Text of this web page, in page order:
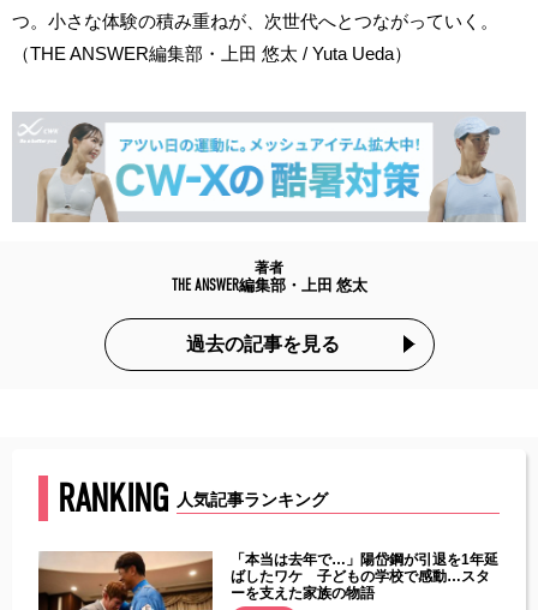
つ。小さな体験の積み重ねが、次世代へとつながっていく。
（THE ANSWER編集部・上田 悠太 / Yuta Ueda）
著者
THE ANSWER編集部・上田 悠太
過去の記事を見る
RANKING 人気記事ランキング
「本当は去年で…」陽岱鋼が引退を1年延
ばしたワケ 子どもの学校で感動…スタ
ーを支えた家族の物語